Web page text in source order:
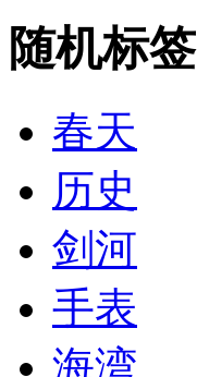
随机标签
春天
历史
剑河
手表
海湾